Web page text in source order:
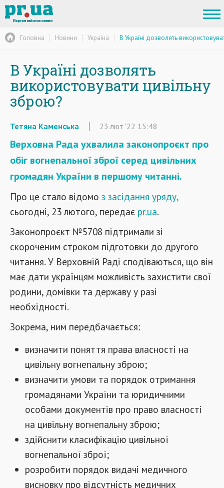
Головна Новини Україна В Україні дозволять
В Україні дозволять
використовувати цивільну
зброю?
Тетяна Каменська 23 лют '22 15:48
Верховна Рада ухвалила законопроєкт про
обіг вогнепальної зброї серед цивільних
громадян України в першому читанні.
Про це стало відомо з засідання уряду,
сьогодні, 23 лютого, передає pr.ua.
Законопроєкт №5708 підтримали зі
скороченим строком підготовки до другого
читання. У Верховній Раді сподіваються, що він
має дати українцям можливість захистити свої
родини, домівки та державу у разі
необхідності.
Зокрема, ним передбачається:
визначити поняття права власності на
цивільну вогнепальну зброю;
визначити умови та порядок отримання
громадянами України та юридичними
особами документів про право власності
на цивільну вогнепальну зброю;
здійснити класифікацію цивільної
вогнепальної зброї;
розробити порядок видачі медичного
висновку про відсутність медичних